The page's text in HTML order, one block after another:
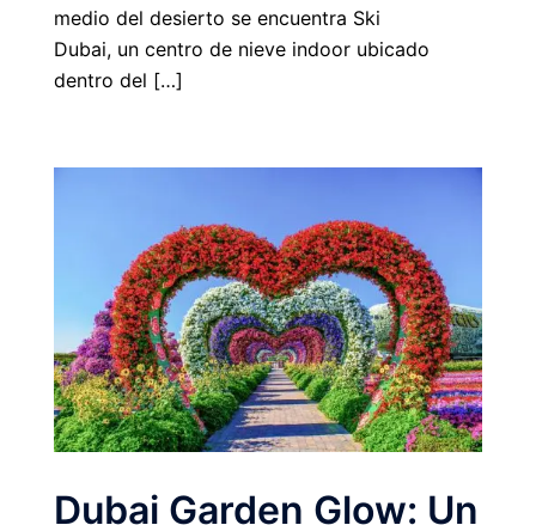
medio del desierto se encuentra Ski
Dubai, un centro de nieve indoor ubicado
dentro del […]
Dubai Garden Glow: Un